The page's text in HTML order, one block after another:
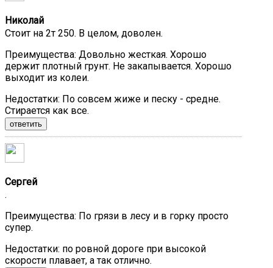
Николай
Стоит на 2т 250. В целом, доволен.
Преимущества: Довольно жесткая. Хорошо
держит плотный грунт. Не закапывается. Хорошо
выходит из колеи.
Недостатки: По совсем жиже и песку - средне.
Стирается как все.
ответить
Сергей
.
Преимущества: По грязи в лесу и в горку просто
супер.
Недостатки: по ровной дороге при высокой
скорости плавает, а так отлично.